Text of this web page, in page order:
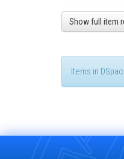
Show full item
Items in